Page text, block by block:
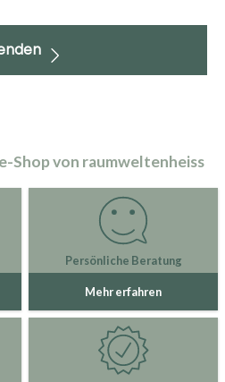
Shop von raumweltenheiss
Persönliche Beratung
Mehr erfahren